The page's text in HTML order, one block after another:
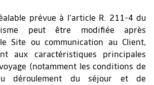
prévue à l’article R. 211-4 du
peut être modifiée après
Site ou communication au Client,
aux caractéristiques principales
(notamment les conditions de
déroulement du séjour et de